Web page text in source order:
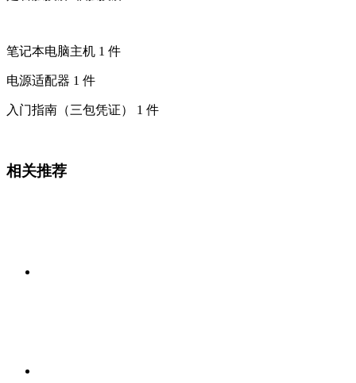
笔记本电脑主机 1 件
电源适配器 1 件
入门指南（三包凭证） 1 件
相关推荐